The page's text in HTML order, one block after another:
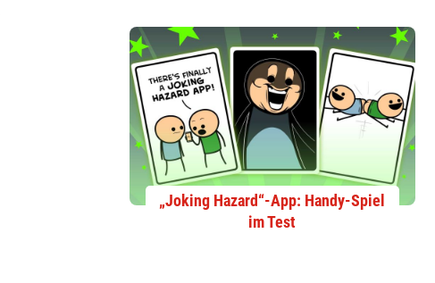
„Joking Hazard“-App: Handy-Spiel
im Test